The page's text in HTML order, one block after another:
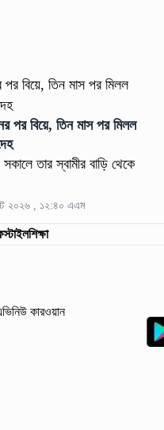
পর বিয়ে, তিন মাস পর মিলল
তার স্বামীর বাড়ি থেকে
২০২৬ , ১২:৪০ এএম
শিক্ষা
কারওয়ান